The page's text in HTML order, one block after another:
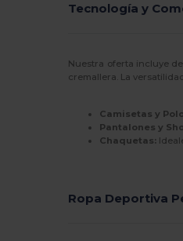
Promodoro (3)
Radsow by Uneek
Roly (24)
Tecnología y
Nuestra oferta incluye
cremallera. La
Camisetas y
Pantalones y
Chaquetas:
Ropa Deportiva